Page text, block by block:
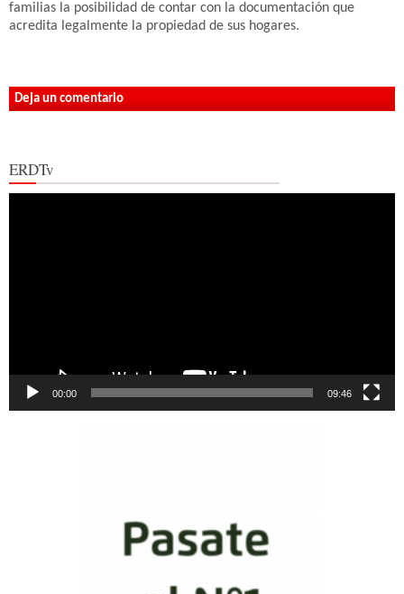
familias la posibilidad de contar con la documentación que
acredita legalmente la propiedad de sus hogares.
Deja un comentario
ERDTv
00:00 09:46